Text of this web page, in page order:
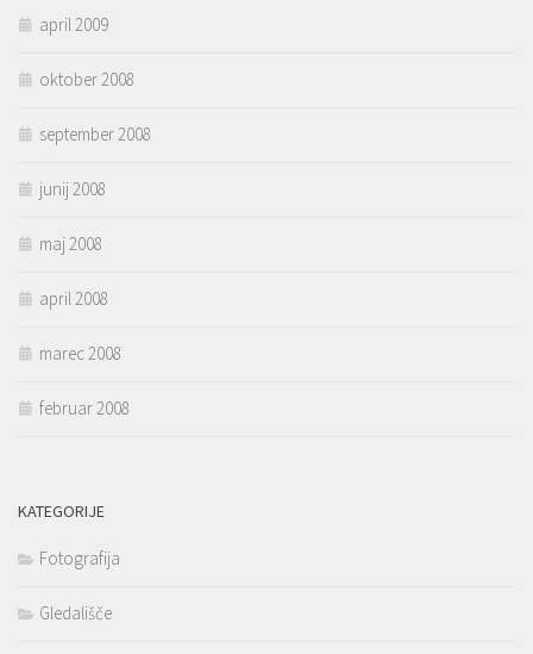
april 2009
oktober 2008
september 2008
junij 2008
maj 2008
april 2008
marec 2008
februar 2008
KATEGORIJE
Fotografija
Gledališče